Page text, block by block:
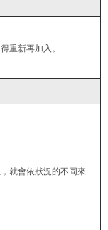
重新再加入。
就會依狀況的不同來